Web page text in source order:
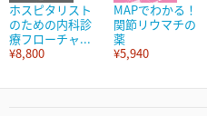
ホスピタリスト
のための内科診
療フローチャ...
¥8,800
MAPでわかる！
関節リウマチの
薬
¥5,940